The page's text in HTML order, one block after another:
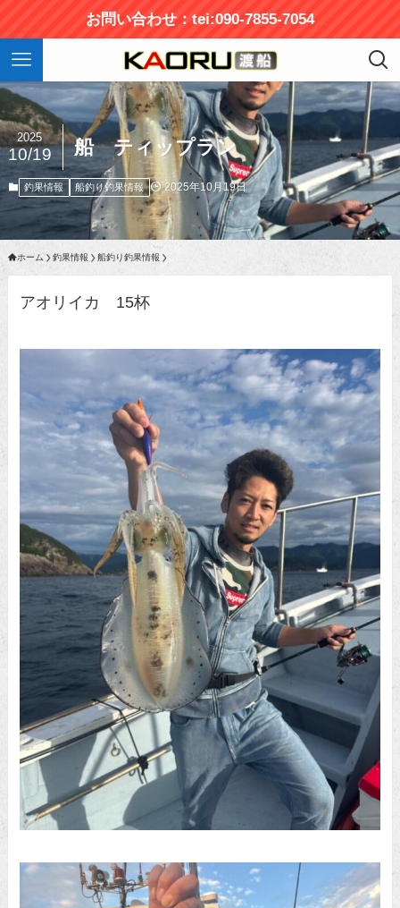
お問い合わせ：tei:090-7855-7054
船 ティップラン
2025
10/19
釣果情報 船釣り釣果情報 2025年10月19日
ホーム 釣果情報 船釣り釣果情報
アオリイカ 15杯